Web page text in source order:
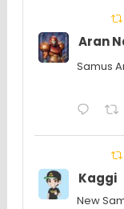
Aran
Samus
Kaggi
New